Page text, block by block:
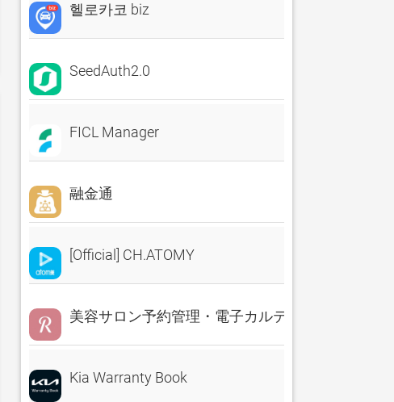
헬로카코 biz
SeedAuth2.0
FICL Manager
融金通
[Official] CH.ATOMY
美容サロン予約管理・電子カルテ・売上分析
Kia Warranty Book